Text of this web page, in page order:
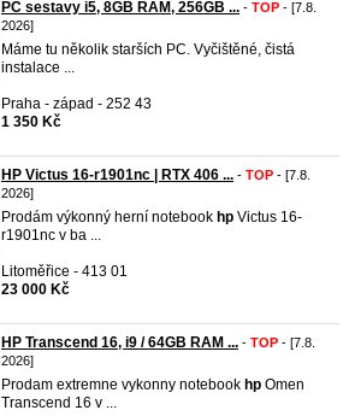
PC sestavy i5, 8GB RAM, 256GB ... - TOP - [7.8.
2026]
Máme tu několik starších PC. Vyčištěné, čistá
instalace ...
Praha - západ - 252 43
1 350 Kč
HP Victus 16-r1901nc | RTX 406 ... - TOP - [7.8.
2026]
Prodám výkonný herní notebook hp Victus 16-
r1901nc v ba ...
Litoměřice - 413 01
23 000 Kč
HP Transcend 16, i9 / 64GB RAM ... - TOP - [7.8.
2026]
Prodam extremne vykonny notebook hp Omen
Transcend 16 v ...